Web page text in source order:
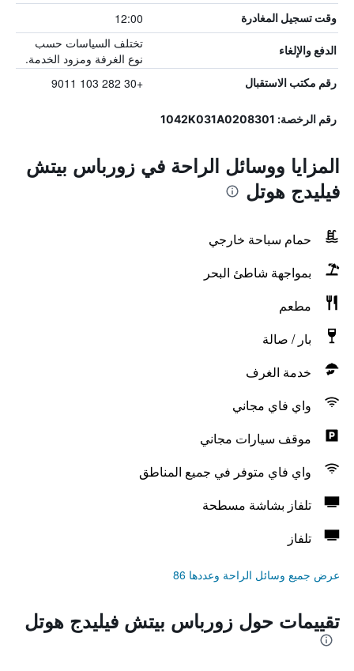
وقت تسجيل المغادرة 12:00
الدفع والإلغاء
تختلف السياسات حسب
نوع الغرفة ومزود الخدمة.
رقم مكتب الاستقبال +30 282 103 9011
رقم الرخصة: 1042K031A0208301
المزايا ووسائل الراحة في زورباس بيتش
فيليدج هوتل
حمام سباحة خارجي
بمواجهة شاطئ البحر
مطعم
بار / صالة
خدمة الغرف
واي فاي مجاني
موقف سيارات مجاني
واي فاي متوفر في جميع المناطق
تلفاز بشاشة مسطحة
تلفاز
عرض جميع وسائل الراحة وعددها 86
تقييمات حول زورباس بيتش فيليدج هوتل